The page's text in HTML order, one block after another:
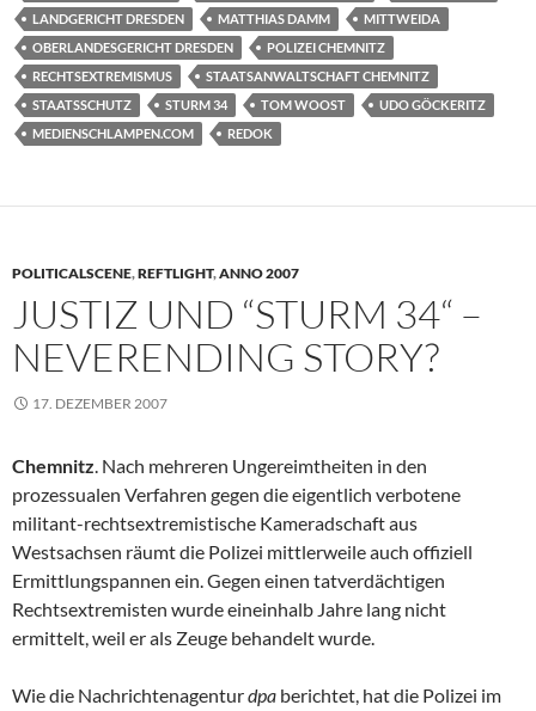
LANDGERICHT DRESDEN
MATTHIAS DAMM
MITTWEIDA
OBERLANDESGERICHT DRESDEN
POLIZEI CHEMNITZ
RECHTSEXTREMISMUS
STAATSANWALTSCHAFT CHEMNITZ
STAATSSCHUTZ
STURM 34 TOM WOOST
UDO GÖCKERITZ
MEDIENSCHLAMPEN.COM
REDOK
POLITICALSCENE,REFTLIGHT,ANNO 2007
JUSTIZ UND “STURM 34“ –
NEVERENDING STORY?
17. DEZEMBER 2007
Chemnitz. Nach mehreren Ungereimtheiten in den
prozessualen Verfahren gegen die eigentlich verbotene
militant-rechtsextremistische Kameradschaft aus
Westsachsen räumt die Polizei mittlerweile auch offiziell
Ermittlungspannen ein. Gegen einen tatverdächtigen
Rechtsextremisten wurde eineinhalb Jahre lang nicht
ermittelt, weil er als Zeuge behandelt wurde.
Wie die Nachrichtenagenturdpa berichtet, hat die Polizei im